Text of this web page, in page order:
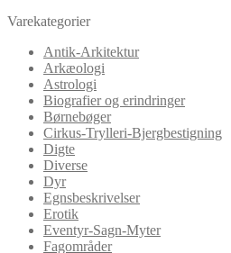
Varekategorier
Antik-Arkitektur
Arkæologi
Astrologi
Biografier og erindringer
Børnebøger
Cirkus-Trylleri-Bjergbestigning
Digte
Diverse
Dyr
Egnsbeskrivelser
Erotik
Eventyr-Sagn-Myter
Fagområder